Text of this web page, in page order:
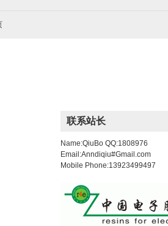
联系站长
Name:QiuBo QQ:1808976
Email:Anndiqiu#Gmail.com
Mobile Phone:13923499497